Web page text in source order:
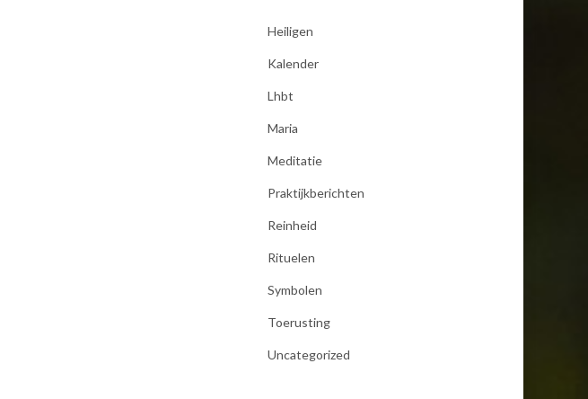
Heiligen
Kalender
Lhbt
Maria
Meditatie
Praktijkberichten
Reinheid
Rituelen
Symbolen
Toerusting
Uncategorized